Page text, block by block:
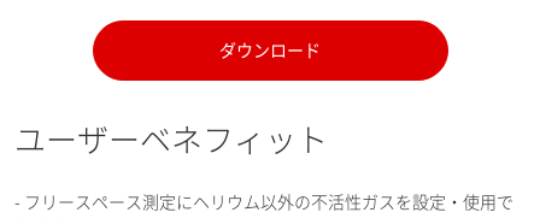
ダウンロード
ユーザーベネフィット
- フリースペース測定にヘリウム以外の不活性ガスを設定・使用で